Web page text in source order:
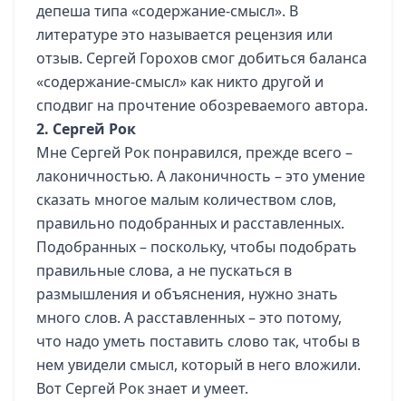
депеша типа «содержание-смысл». В
литературе это называется рецензия или
отзыв. Сергей Горохов смог добиться баланса
«содержание-смысл» как никто другой и
сподвиг на прочтение обозреваемого автора.
2. Сергей Рок
Мне Сергей Рок понравился, прежде всего –
лаконичностью. А лаконичность – это умение
сказать многое малым количеством слов,
правильно подобранных и расставленных.
Подобранных – поскольку, чтобы подобрать
правильные слова, а не пускаться в
размышления и объяснения, нужно знать
много слов. А расставленных – это потому,
что надо уметь поставить слово так, чтобы в
нем увидели смысл, который в него вложили.
Вот Сергей Рок знает и умеет.